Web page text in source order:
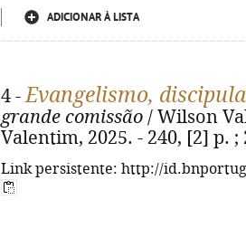
ADICIONAR À LISTA
4 -Evangelismo,
grande comissão / Wilson
Valentim, 2025. - 240, [2] p. ;
Link persistente: http://